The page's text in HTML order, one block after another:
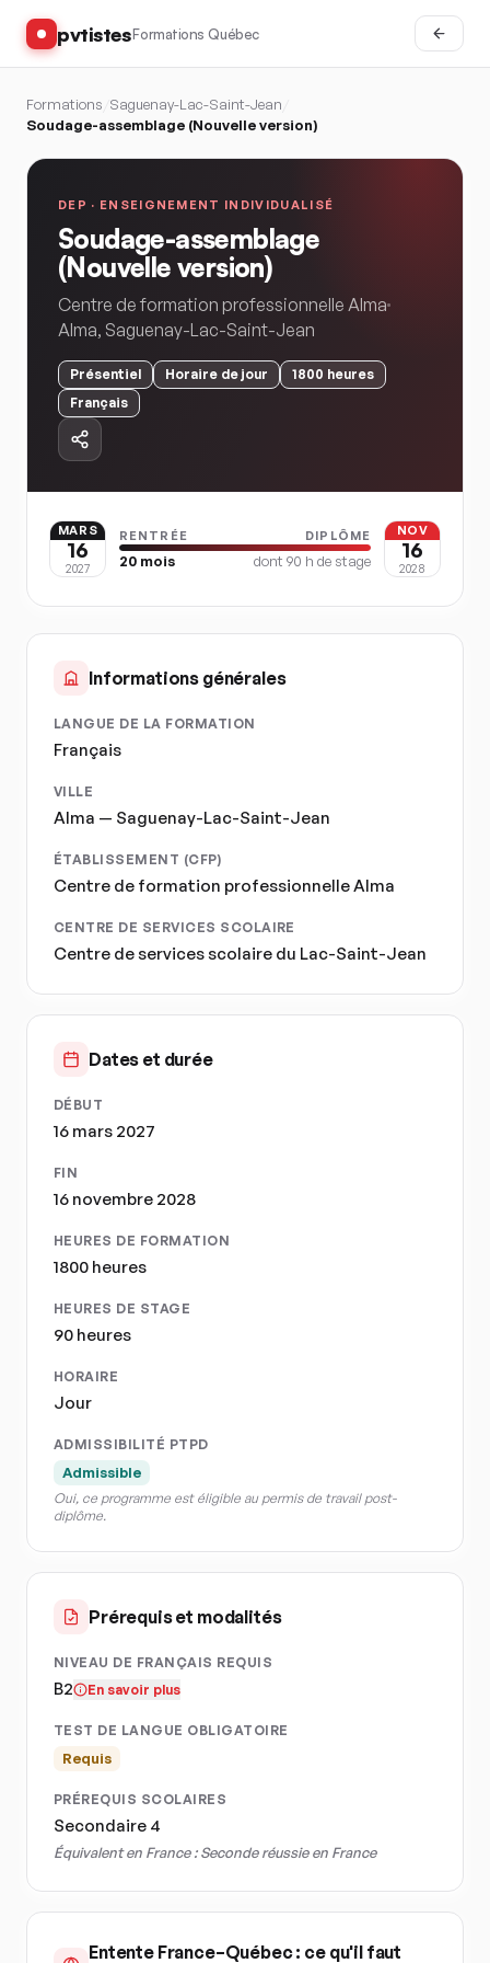
pvtistesFormations Québec
Formations Saguenay-Lac-Saint-Jean
Soudage-assemblage (Nouvelle version)
DEP · ENSEIGNEMENT INDIVIDUALISÉ
Soudage-assemblage
(Nouvelle version)
Centre de formation professionnelle Alma
Alma, Saguenay-Lac-Saint-Jean
Présentiel Horaire de jour 1800 heures
Français
MARS
16
2027
RENTRÉE DIPLÔME
20 mois dont 90 h de stage
NOV
16
2028
Informations générales
LANGUE DE LA FORMATION
Français
VILLE
Alma — Saguenay-Lac-Saint-Jean
ÉTABLISSEMENT (CFP)
Centre de formation professionnelle Alma
CENTRE DE SERVICES SCOLAIRE
Centre de services scolaire du Lac-Saint-Jean
Dates et durée
DÉBUT
16 mars 2027
FIN
16 novembre 2028
HEURES DE FORMATION
1800 heures
HEURES DE STAGE
90 heures
HORAIRE
Jour
ADMISSIBILITÉ PTPD
Admissible
Oui, ce programme est éligible au permis de travail post-
diplôme.
Prérequis et modalités
NIVEAU DE FRANÇAIS REQUIS
B2 En savoir plus
TEST DE LANGUE OBLIGATOIRE
Requis
PRÉREQUIS SCOLAIRES
Secondaire 4
Équivalent en France :Seconde réussie en France
Entente France–Québec : ce qu'il faut